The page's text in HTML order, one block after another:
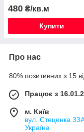
480 ₴/кв.м
Купити
Про нас
80% позитивних з 15
Працює з
м. Київ
вул. Стеценка
Україна